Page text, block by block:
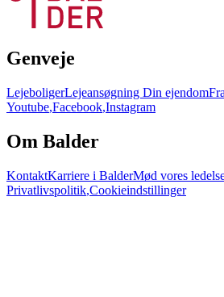
Genveje
LejeboligerLejeansøgning Din ejendom
Youtube,Facebook,Instagram
Om Balder
KontaktKarriere i BalderMød vores
Privatlivspolitik,Cookieindstillinger